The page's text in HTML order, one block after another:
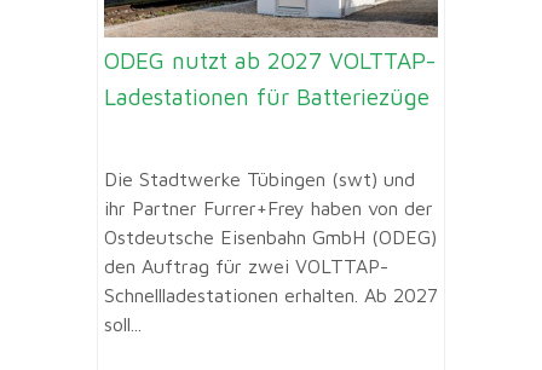
ODEG nutzt ab 2027 VOLTTAP-
Ladestationen für Batteriezüge
Die Stadtwerke Tübingen (swt) und
ihr Partner Furrer+Frey haben von der
Ostdeutsche Eisenbahn GmbH (ODEG)
den Auftrag für zwei VOLTTAP-
Schnellladestationen erhalten. Ab 2027
soll...